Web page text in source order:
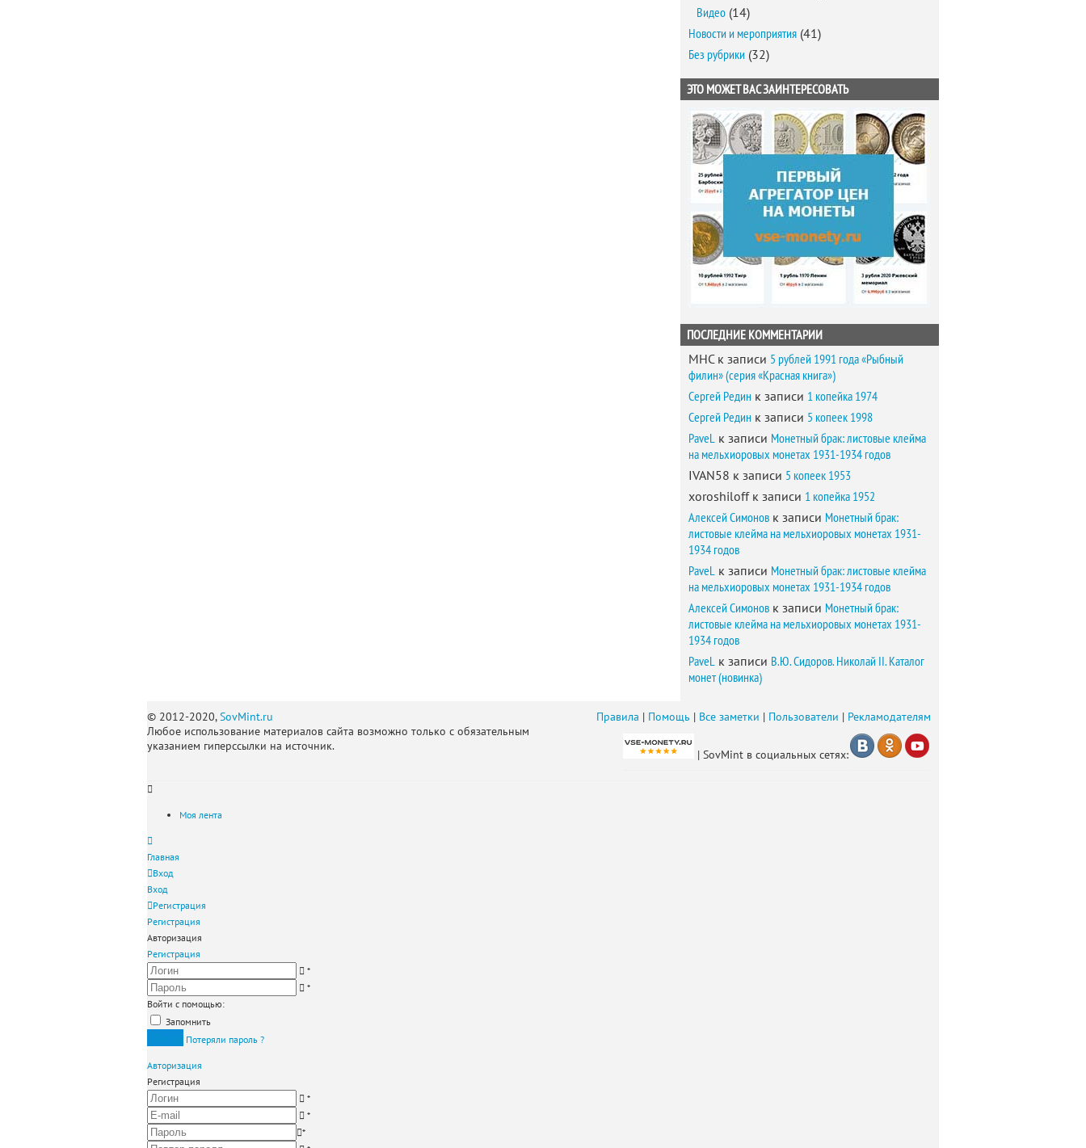
Видео (14)
Новости и мероприятия (41)
Без рубрики (32)
ЭТО МОЖЕТ ВАС ЗАИНТЕРЕСОВАТЬ
ПОСЛЕДНИЕ КОММЕНТАРИИ
MHCк записи 5 рублей 1991 года «Рыбный
филин» (серия «Красная книга»)
Сергей Редин к записи 1 копейка 1974
Сергей Редин к записи 5 копеек 1998
PaveL к записи Монетный брак: листовые клейма
на мельхиоровых монетах 1931-1934 годов
IVAN58 к записи 5 копеек 1953
xoroshiloffк записи 1 копейка 1952
Алексей Симонов к записи Монетный брак:
листовые клейма на мельхиоровых монетах 1931-
1934 годов
PaveL к записи Монетный брак: листовые клейма
на мельхиоровых монетах 1931-1934 годов
Алексей Симонов к записи Монетный брак:
листовые клейма на мельхиоровых монетах 1931-
1934 годов
PaveL к записи В.Ю. Сидоров. Николай II. Каталог
монет (новинка)
© 2012-2020,SovMint.ru
Любое использование материалов сайта возможно только с обязательным
указанием гиперссылки на источник.
Правила | Помощь | Все заметки | Пользователи | Рекламодателям
| SovMint в социальных сетях:
Моя лента
Главная
Вход
Вход
Регистрация
Регистрация
Авторизация
Регистрация
*
*
Войти с помощью:
Запомнить
Потеряли пароль ?
Авторизация
Регистрация
*
*
*